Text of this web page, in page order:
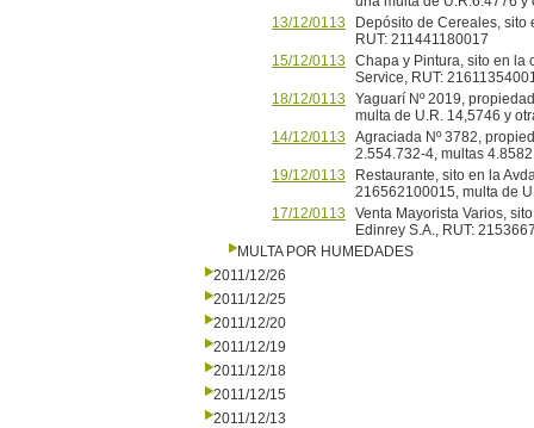
13/12/0113
Depósito de Cereales,
RUT: 211441180017
15/12/0113
Chapa y Pintura, sito en la
Service, RUT:
18/12/0113
Yaguarí Nº 2019,
multa de U.R. 14,5746 y
14/12/0113
Agraciada Nº 3782,
2.554.732-4, multas
19/12/0113
Restaurante, sito en la
216562100015, multa de
17/12/0113
Venta Mayorista Varios,
Edinrey S.A., RUT:
MULTA POR HUMEDADES
2011/12/26
2011/12/25
2011/12/20
2011/12/19
2011/12/18
2011/12/15
2011/12/13